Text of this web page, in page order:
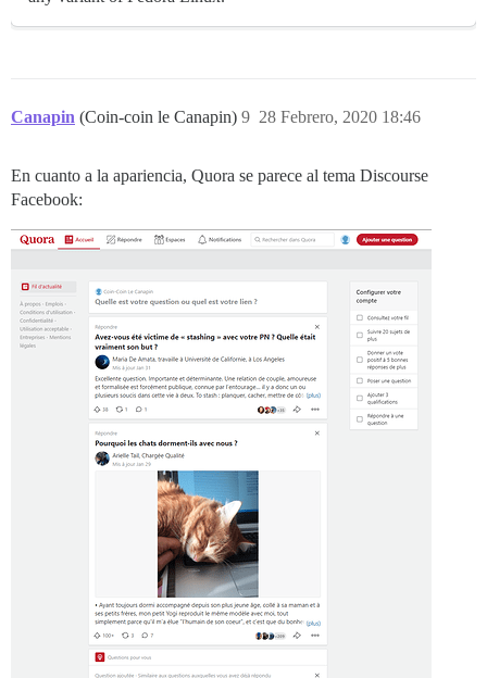
Canapin (Coin-coin le Canapin) 28 Febrero, 2020 18:46
9
En cuanto a la apariencia, Quora se parece al tema Discourse
Facebook: